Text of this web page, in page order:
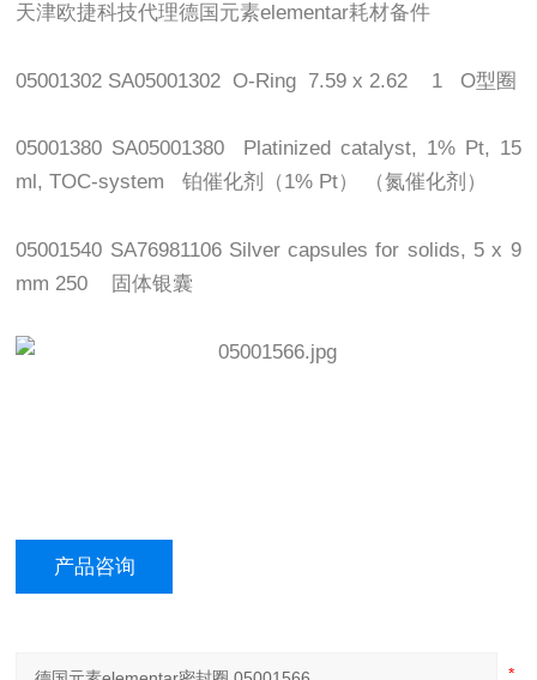
天津欧捷科技代理德国元素elementar耗材备件
05001302 SA05001302 O-Ring 7.59 x 2.62 1 O型圈
05001380 SA05001380 Platinized catalyst, 1% Pt, 15
ml, TOC-system 铂催化剂（1% Pt） （氮催化剂）
05001540 SA76981106 Silver capsules for solids, 5 x 9
mm 250 固体银囊
产品咨询